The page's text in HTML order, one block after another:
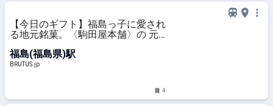
【今日のギフト】福島っ子に愛され
る地元銘菓。〈駒田屋本舗〉の 元
BRUTUS.jp
福島(福島県)駅
BRUTUS.jp
4